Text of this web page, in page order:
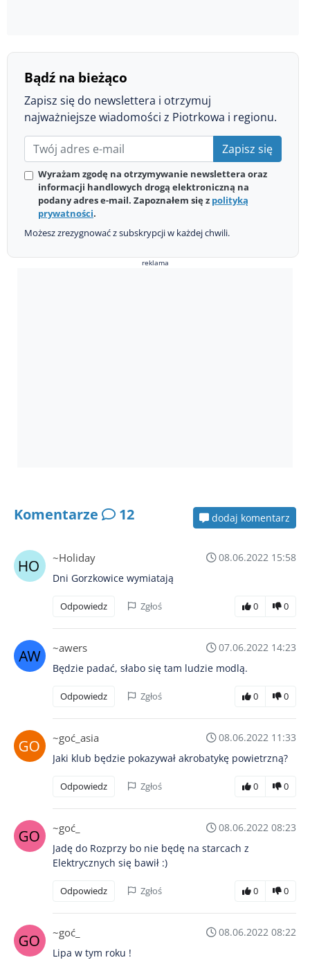
Bądź na bieżąco
Zapisz się do newslettera i otrzymuj
najważniejsze wiadomości z Piotrkowa i regionu.
Zapisz się
Wyrażam zgodę na otrzymywanie newslettera oraz
informacji handlowych drogą elektroniczną na
podany adres e-mail. Zapoznałem się z polityką
prywatności.
Możesz zrezygnować z subskrypcji w każdej chwili.
reklama
Komentarze 12 dodaj komentarz
~Holiday
08.06.2022 15:58
Dni Gorzkowice wymiatają
Odpowiedz Zgłoś 0 0
~awers
07.06.2022 14:23
Będzie padać, słabo się tam ludzie modlą.
Odpowiedz Zgłoś 0 0
~goć_asia
08.06.2022 11:33
Jaki klub będzie pokazywał akrobatykę powietrzną?
Odpowiedz Zgłoś 0 0
~goć_
08.06.2022 08:23
Jadę do Rozprzy bo nie będę na starcach z
Elektrycznych się bawił :)
Odpowiedz Zgłoś 0 0
~goć_
08.06.2022 08:22
Lipa w tym roku !